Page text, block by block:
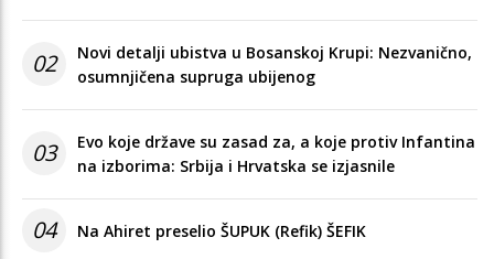
02
Novi detalji ubistva u Bosanskoj Krupi: Nezvanično,
osumnjičena supruga ubijenog
03
Evo koje države su zasad za, a koje protiv Infantina
na izborima: Srbija i Hrvatska se izjasnile
04 Na Ahiret preselio ŠUPUK (Refik) ŠEFIK